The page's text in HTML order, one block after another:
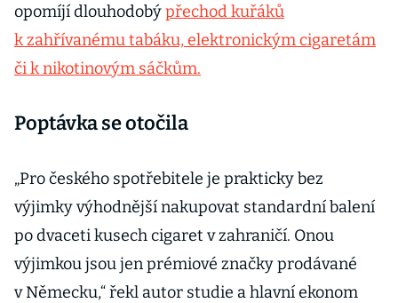
opomíjí dlouhodobýpřechod kuřáků
k zahřívanému tabáku, elektronickým cigaretám
či k nikotinovým sáčkům.
Poptávka se otočila
„Pro českého spotřebitele je prakticky bez
výjimky výhodnější nakupovat standardní balení
po dvaceti kusech cigaret v zahraničí. Onou
výjimkou jsou jen prémiové značky prodávané
v Německu,“ řekl autor studie a hlavní ekonom